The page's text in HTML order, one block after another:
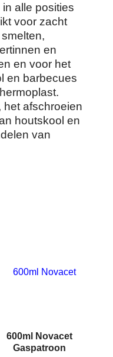
alle posities
voor zacht
en
en voor het
en barbecues
het afschroeien
houtskool en
van
600ml Novacet
Gaspatroon